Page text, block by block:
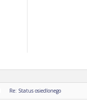
Re: Status osiedlonego